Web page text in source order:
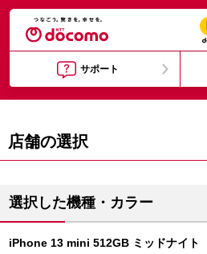
サポート
店舗の選択
選択した機種・カラー
iPhone 13 mini 512GB ミッドナイト